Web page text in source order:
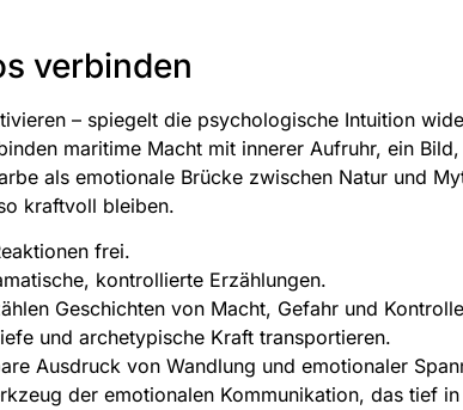
verbinden
– spiegelt die psychologische Intuition
maritime Macht mit innerer Aufruhr, ein
als emotionale Brücke zwischen Natur und
kraftvoll bleiben.
frei.
kontrollierte Erzählungen.
Geschichten von Macht, Gefahr und
und archetypische Kraft transportieren.
Ausdruck von Wandlung und emotionaler
der emotionalen Kommunikation, das tief